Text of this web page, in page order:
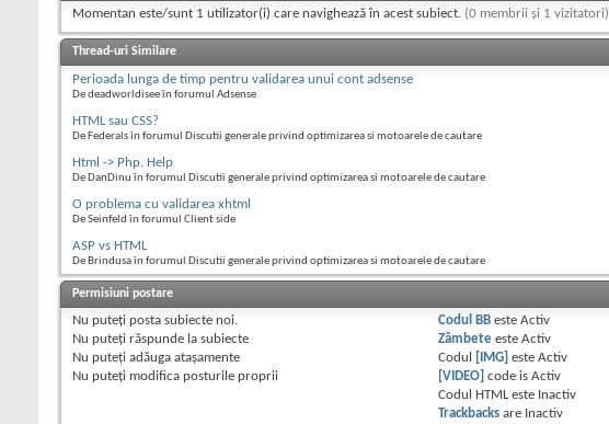
Momentan este/sunt 1 utilizator(i) care navighează în acest subiect. (0 membrii și 1 vizitatori)
Thread-uri Similare
Perioada lunga de timp pentru validarea unui cont adsense
De deadworldisee în forumul Adsense
HTML sau CSS?
De Federals în forumul Discutii generale privind optimizarea si motoarele de cautare
Html -> Php. Help
De DanDinu în forumul Discutii generale privind optimizarea si motoarele de cautare
O problema cu validarea xhtml
De Seinfeld în forumul Client side
ASP vs HTML
De Brindusa în forumul Discutii generale privind optimizarea si motoarele de cautare
Permisiuni postare
Nu puteţi posta subiecte noi.
Nu puteţi răspunde la subiecte
Nu puteţi adăuga ataşamente
Nu puteţi modifica posturile proprii
Codul BB esteActiv
Zâmbete esteActiv
Codul
[IMG] esteActiv
[VIDEO] code isActiv
Codul HTML este Inactiv
Trackbacks are Inactiv